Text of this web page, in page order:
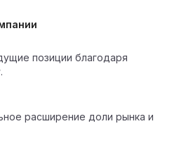
позиции благодаря
расширение доли рынка и